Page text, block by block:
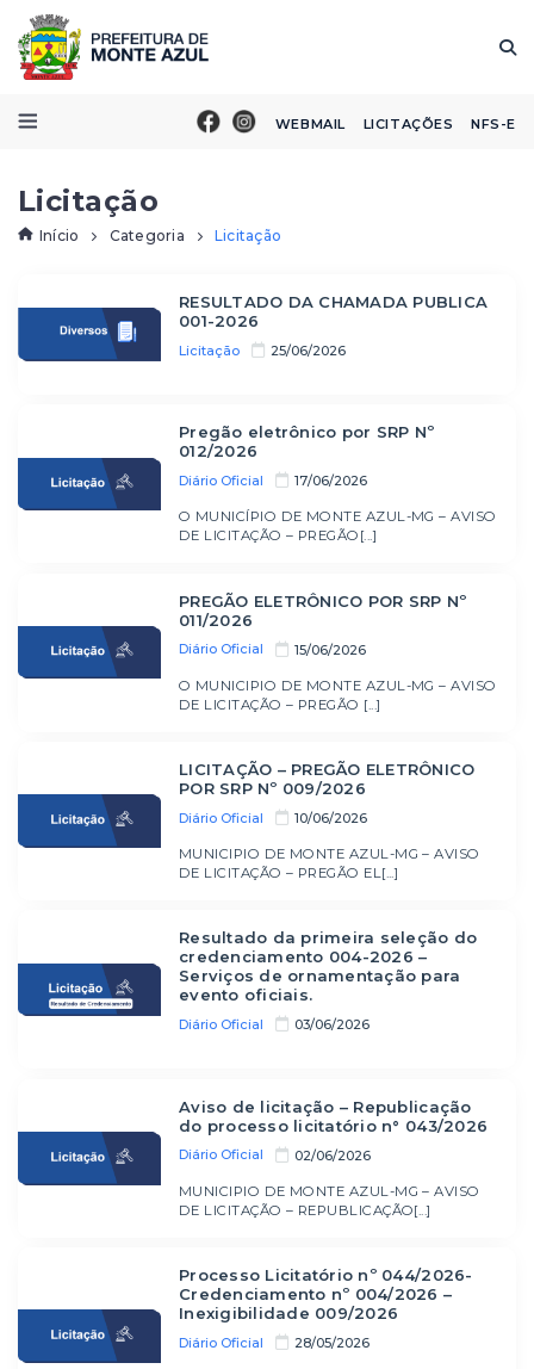
WEBMAIL LICITAÇÕES NFS-E
Licitação
Início Categoria Licitação
Licitação 25/06/2026
RESULTADO DA CHAMADA PUBLICA
001-2026
Diário Oficial 17/06/2026
Pregão eletrônico por SRP Nº
012/2026
O MUNICÍPIO DE MONTE AZUL-MG – AVISO
DE LICITAÇÃO – PREGÃO[...]
Diário Oficial 15/06/2026
PREGÃO ELETRÔNICO POR SRP Nº
011/2026
O MUNICIPIO DE MONTE AZUL-MG – AVISO
DE LICITAÇÃO – PREGÃO [...]
Diário Oficial 10/06/2026
LICITAÇÃO – PREGÃO ELETRÔNICO
POR SRP Nº 009/2026
MUNICIPIO DE MONTE AZUL-MG – AVISO
DE LICITAÇÃO – PREGÃO EL[...]
Diário Oficial 03/06/2026
Resultado da primeira seleção do
credenciamento 004-2026 –
Serviços de ornamentação para
evento oficiais.
Diário Oficial 02/06/2026
Aviso de licitação – Republicação
do processo licitatório n° 043/2026
MUNICIPIO DE MONTE AZUL-MG – AVISO
DE LICITAÇÃO – REPUBLICAÇÃO[...]
Diário Oficial 28/05/2026
Processo Licitatório nº 044/2026-
Credenciamento nº 004/2026 –
Inexigibilidade 009/2026